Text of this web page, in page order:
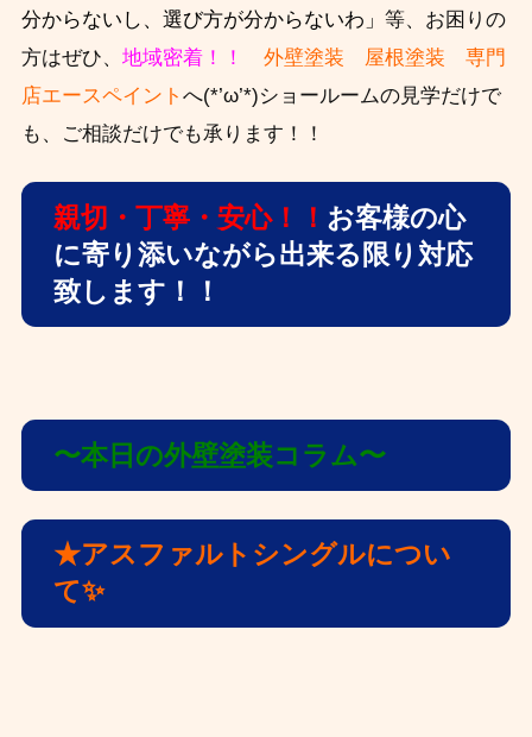
分からないし、選び方が分からないわ」 等、お困りの
方はぜひ、 地域密着！！
外壁塗装 屋根塗装 専門
店エースペイント へ(*’ω’*)ショールームの見学だけで
も、ご相談だけでも承ります！！
親切・丁寧・安心！！ お客様の心
に寄り添いながら出来る限り対応
致します！！
〜本日の外壁塗装コラム〜
★アスファルトシングルについ
て✨